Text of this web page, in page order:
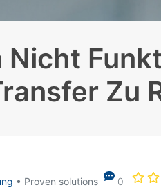
Datenlöscher
Sie kostenlose Funktionen und
Nicht
Zu
• Proven solutions 0